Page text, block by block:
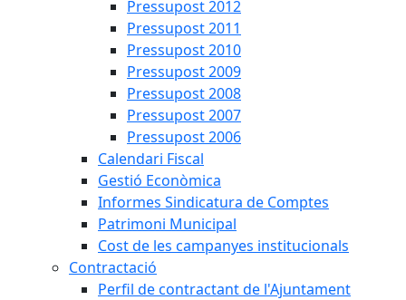
Pressupost 2012
Pressupost 2011
Pressupost 2010
Pressupost 2009
Pressupost 2008
Pressupost 2007
Pressupost 2006
Calendari Fiscal
Gestió Econòmica
Informes Sindicatura de Comptes
Patrimoni Municipal
Cost de les campanyes institucionals
Contractació
Perfil de contractant de l'Ajuntament